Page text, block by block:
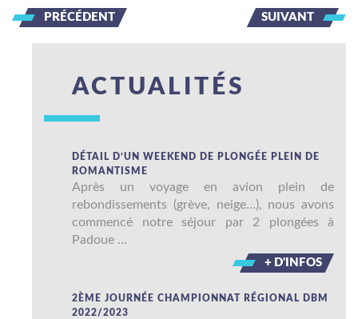
PRÉCÉDENT SUIVANT
ACTUALITÉS
DÉTAIL D’UN WEEKEND DE PLONGÉE PLEIN DE
ROMANTISME
Après un voyage en avion plein de
rebondissements (grève, neige…), nous avons
commencé notre séjour par 2 plongées à
Padoue …
+ D'INFOS
2ÈME JOURNÉE CHAMPIONNAT RÉGIONAL DBM
2022/2023